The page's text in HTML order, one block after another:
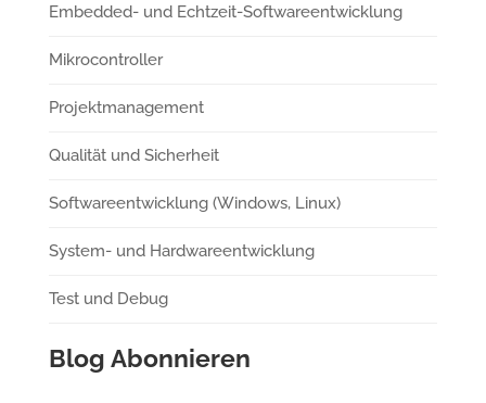
Embedded- und Echtzeit-Softwareentwicklung
Mikrocontroller
Projektmanagement
Qualität und Sicherheit
Softwareentwicklung (Windows, Linux)
System- und Hardwareentwicklung
Test und Debug
Blog Abonnieren